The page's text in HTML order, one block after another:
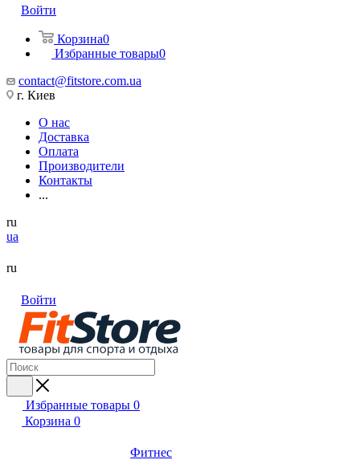
Войти
Корзина0
Избранные товары0
contact@fitstore.com.ua
г. Киев
О нас
Доставка
Оплата
Производители
Контакты
...
ru
ua
ru
Войти
Избранные товары 0
Корзина 0
Фитнес